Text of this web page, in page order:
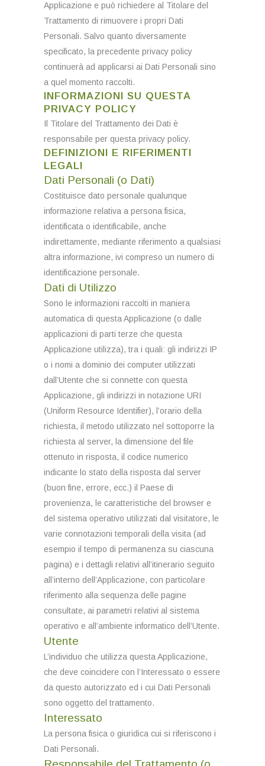
Applicazione e può richiedere al Titolare del
Trattamento di rimuovere i propri Dati
Personali. Salvo quanto diversamente
specificato, la precedente privacy policy
continuerà ad applicarsi ai Dati Personali sino
a quel momento raccolti.
INFORMAZIONI SU QUESTA
PRIVACY POLICY
Il Titolare del Trattamento dei Dati è
responsabile per questa privacy policy.
DEFINIZIONI E RIFERIMENTI
LEGALI
Dati Personali (o Dati)
Costituisce dato personale qualunque
informazione relativa a persona fisica,
identificata o identificabile, anche
indirettamente, mediante riferimento a qualsiasi
altra informazione, ivi compreso un numero di
identificazione personale.
Dati di Utilizzo
Sono le informazioni raccolti in maniera
automatica di questa Applicazione (o dalle
applicazioni di parti terze che questa
Applicazione utilizza), tra i quali: gli indirizzi IP
o i nomi a dominio dei computer utilizzati
dall’Utente che si connette con questa
Applicazione, gli indirizzi in notazione URI
(Uniform Resource Identifier), l’orario della
richiesta, il metodo utilizzato nel sottoporre la
richiesta al server, la dimensione del file
ottenuto in risposta, il codice numerico
indicante lo stato della risposta dal server
(buon fine, errore, ecc.) il Paese di
provenienza, le caratteristiche del browser e
del sistema operativo utilizzati dal visitatore, le
varie connotazioni temporali della visita (ad
esempio il tempo di permanenza su ciascuna
pagina) e i dettagli relativi all’itinerario seguito
all’interno dell’Applicazione, con particolare
riferimento alla sequenza delle pagine
consultate, ai parametri relativi al sistema
operativo e all’ambiente informatico dell’Utente.
Utente
L’individuo che utilizza questa Applicazione,
che deve coincidere con l’Interessato o essere
da questo autorizzato ed i cui Dati Personali
sono oggetto del trattamento.
Interessato
La persona fisica o giuridica cui si riferiscono i
Dati Personali.